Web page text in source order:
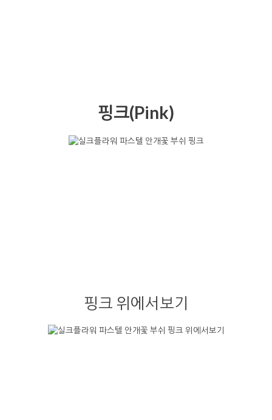
핑크(Pink)
핑크 위에서보기